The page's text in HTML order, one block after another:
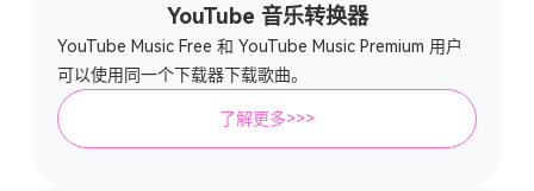
YouTube 音乐转换器
YouTube Music Free 和 YouTube Music Premium 用户
可以使用同一个下载器下载歌曲。
了解更多>>>